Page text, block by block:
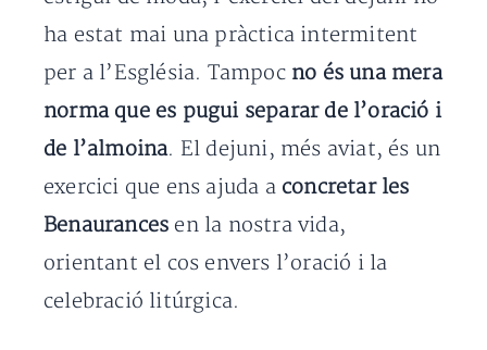
ha estat mai una pràctica intermitent
per a l’Església. Tampoc no és una mera
norma que es pugui separar de l’oració i
de l’almoina. El dejuni, més aviat, és un
exercici que ens ajuda a concretar les
Benaurances en la nostra vida,
orientant el cos envers l’oració i la
celebració litúrgica.